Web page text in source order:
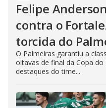
Felipe
contra o
torcida do
O Palmeiras garantiu a
oitavas de final da Copa
destaques do time...